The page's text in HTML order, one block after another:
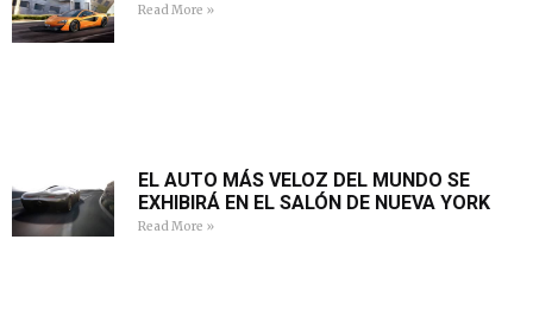
Read More »
EL AUTO MÁS VELOZ DEL MUNDO SE
EXHIBIRÁ EN EL SALÓN DE NUEVA YORK
Read More »